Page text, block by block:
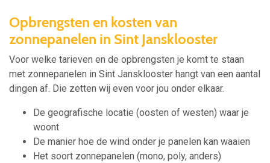
Opbrengsten en kosten van
zonnepanelen in Sint Jansklooster
Voor welke tarieven en de opbrengsten je komt te staan
met zonnepanelen in Sint Jansklooster hangt van een aantal
dingen af. Die zetten wij even voor jou onder elkaar.
De geografische locatie (oosten of westen) waar je
woont
De manier hoe de wind onder je panelen kan waaien
Het soort zonnepanelen (mono, poly, anders)